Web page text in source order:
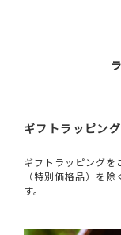
ギフトラッピング
ギフトラッピングを
（特別価格品）を
す。